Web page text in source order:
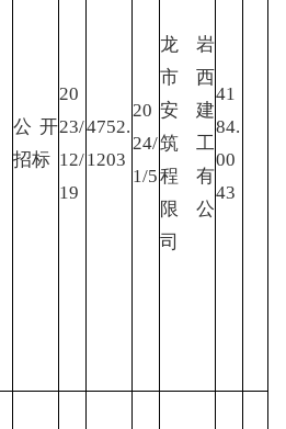
公开
招标
20
23/
12/
19
4752.
1203
20
24/
1/5
龙岩
市西
安建
筑工
程有
限公
司
41
84.
00
43